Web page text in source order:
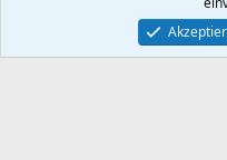
Community platform by XenForo ®